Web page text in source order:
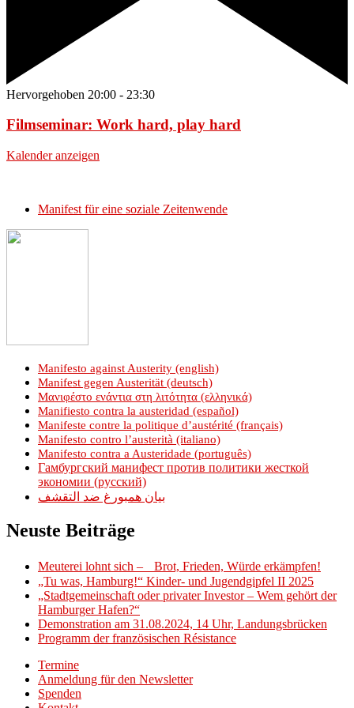
Hervorgehoben 20:00 - 23:30
Filmseminar: Work hard, play hard
Kalender anzeigen
Manifest für eine soziale Zeitenwende
Manifesto against Austerity (english)
Manifest gegen Austerität (deutsch)
Μανιφέστο ενάντια στη λιτότητα (ελληνικά)
Manifiesto contra la austeridad (español)
Manifeste contre la politique d’austérité (français)
Manifesto contro l’austerità (italiano)
Manifesto contra a Austeridade (português)
Гамбургский манифест против политики жесткой
экономии (русский)
بيان همبورغ ضد التقشف
Neuste Beiträge
Meuterei lohnt sich – Brot, Frieden, Würde erkämpfen!
„Tu was, Hamburg!“ Kinder- und Jugendgipfel II 2025
„Stadtgemeinschaft oder privater Investor – Wem gehört der
Hamburger Hafen?“
Demonstration am 31.08.2024, 14 Uhr, Landungsbrücken
Programm der französischen Résistance
Termine
Anmeldung für den Newsletter
Spenden